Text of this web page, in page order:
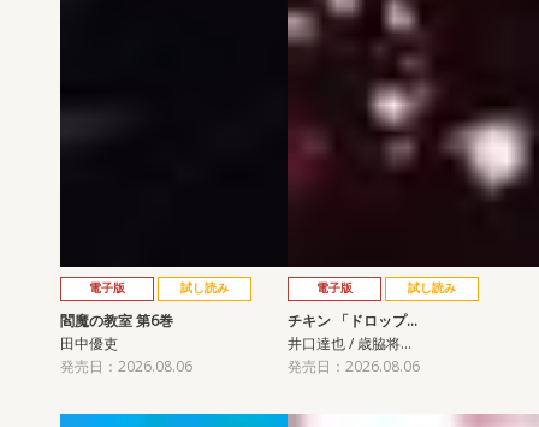
電子版 試し読み
閻魔の教室 第6巻
田中優吏
発売日：2026.08.06
電子版 試し読み
チキン 「ドロップ…
井口達也 / 歳脇将…
発売日：2026.08.06